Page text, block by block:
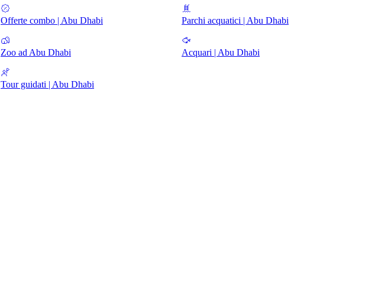
Offerte combo | Abu Dhabi Parchi acquatici | Abu Dhabi
Zoo ad Abu Dhabi Acquari | Abu Dhabi
Tour guidati | Abu Dhabi